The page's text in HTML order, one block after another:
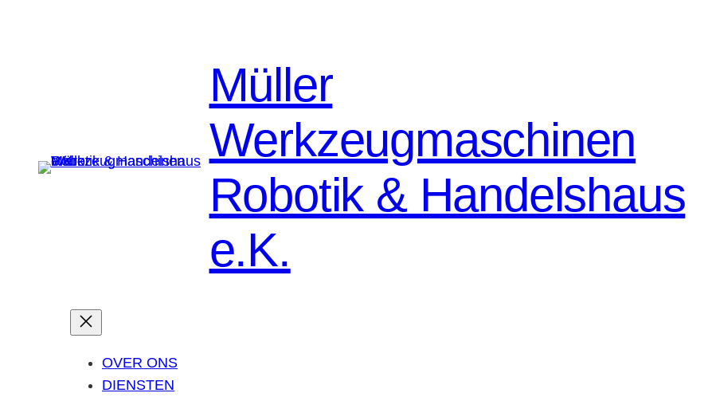
Müller
Werkzeugmaschinen
Robotik & Handelshaus
e.K.
OVER ONS
DIENSTEN